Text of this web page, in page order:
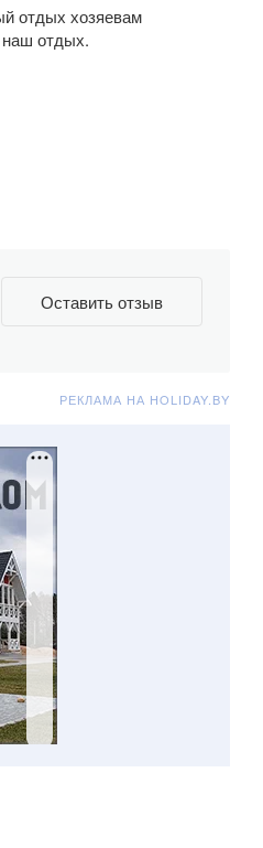
отдых хозяевам
отдых.
Оставить отзыв
РЕКЛАМА НА HOLIDAY.BY